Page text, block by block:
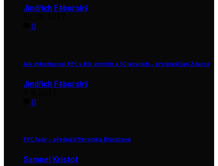
Jindřich Fáborský
0
Jak vyhodnocuji PPC v 80+ zemích a 30 jazycích – přednáší Jan Zdarsa
Jindřich Fáborský
0
PPC faily – přednáší Veronika Brindzová
Samuel Kristof